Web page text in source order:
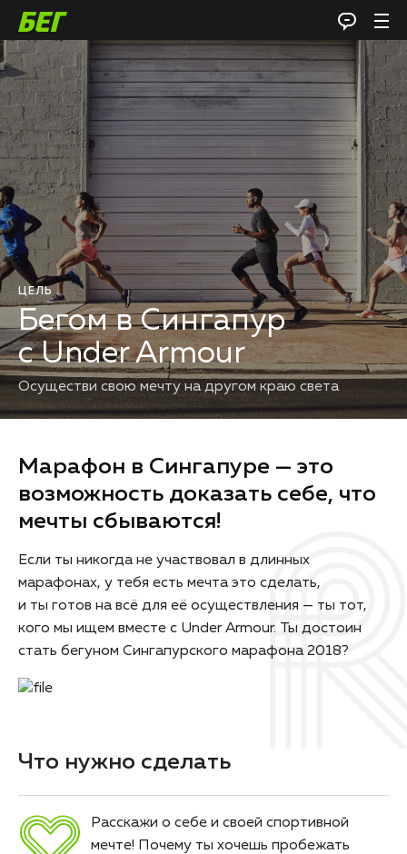
ЦЕЛЬ
Бегом в Сингапур
с Under Armour
Осуществи свою мечту на другом краю света
Марафон в Сингапуре — это
возможность доказать себе, что
мечты сбываются!
Если ты никогда не участвовал в длинных
марафонах, у тебя есть мечта это сделать,
и ты готов на всё для её осуществления — ты тот,
кого мы ищем вместе с Under Armour. Ты достоин
стать бегуном Сингапурского марафона 2018?
Что нужно сделать
Расскажи о себе и своей спортивной
мечте! Почему ты хочешь пробежать